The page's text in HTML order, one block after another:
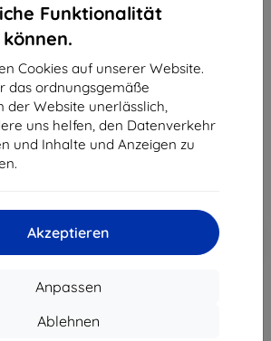
Funktionalität
Cookies auf unserer Website.
das ordnungsgemäße
der Website unerlässlich,
uns helfen, den Datenverkehr
und Inhalte und Anzeigen zu
Akzeptieren
Anpassen
Ablehnen
Insta360 ONE X2 (USB C
One X2
Gutschein
Warenkorb